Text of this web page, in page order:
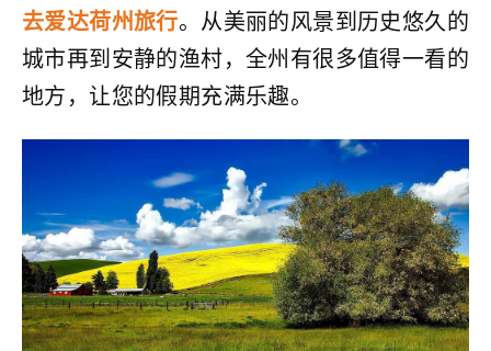
去爱达荷州旅行。从美丽的风景到历史悠久的
城市再到安静的渔村，全州有很多值得一看的
地方，让您的假期充满乐趣。